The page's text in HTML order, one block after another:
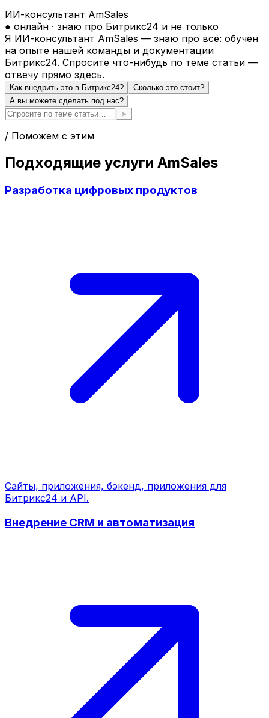
ИИ-консультант AmSales
● онлайн · знаю про Битрикс24 и не только
Я ИИ-консультант AmSales — знаю про всё: обучен
на опыте нашей команды и документации
Битрикс24. Спросите что-нибудь по теме статьи —
отвечу прямо здесь.
Как внедрить это в Битрикс24?
Сколько это стоит?
А вы можете сделать под нас?
➤
/ Поможем с этим
Подходящие услуги AmSales
Разработка цифровых продуктов
Сайты, приложения, бэкенд, приложения для
Битрикс24 и API.
Внедрение CRM и автоматизация